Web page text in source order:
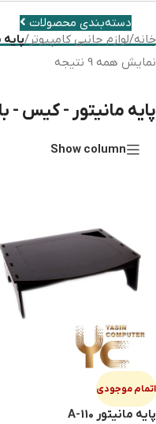
دسته‌بندی محصولات
خانه/لوازم جانبی کامپیوتر/
نمایش همه 9 نتیجه
پایه مانیتور - کیس -
Show column
اتمام موجودی
پایه مانیتور A-110